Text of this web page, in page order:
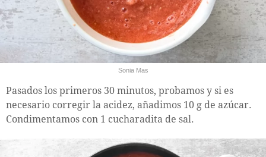
Sonia Mas
Pasados los primeros 30 minutos, probamos y si es
necesario corregir la acidez, añadimos 10 g de azúcar.
Condimentamos con 1 cucharadita de sal.